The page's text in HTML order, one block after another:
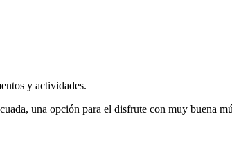
y actividades.
una opción para el disfrute con muy buena